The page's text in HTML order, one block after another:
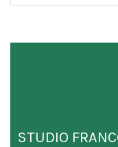
STUDIO